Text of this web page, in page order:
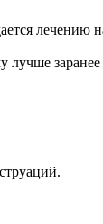
лечению
заранее